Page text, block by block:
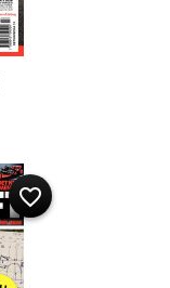
favorite_border